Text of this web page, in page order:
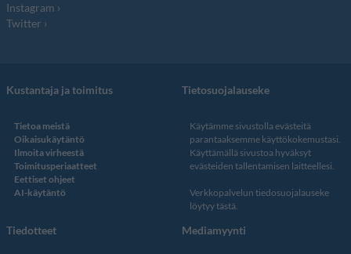
Instagram
Twitter
Kustantaja ja toimitus
Tietoa meistä
Oikaisukäytäntö
Ilmoita virheestä
Toimitusperiaatteet
Eettiset ohjeet
AI-käytäntö
Tietosuojalauseke
Käytämme sivustolla evästeitä
parantaaksemme käyttökokemustasi.
Käyttämällä sivustoa hyväksyt
evästeiden tallentamisen laitteellesi.
Verkkopalvelun tiedosuojalauseke
löytyy tästä.
Tiedotteet Mediamyynti